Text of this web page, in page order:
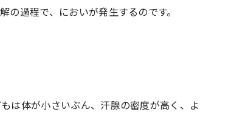
過程で、においが発生するのです。
は体が小さいぶん、汗腺の密度が高く、よ